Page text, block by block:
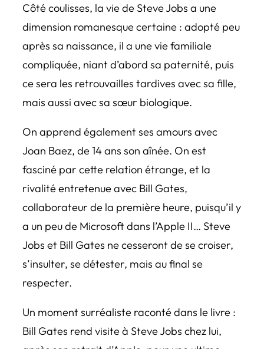
Côté coulisses, la vie de Steve Jobs a une
dimension romanesque certaine : adopté peu
après sa naissance, il a une vie familiale
compliquée, niant d’abord sa paternité, puis
ce sera les retrouvailles tardives avec sa fille,
mais aussi avec sa sœur biologique.
On apprend également ses amours avec
Joan Baez, de 14 ans son aînée. On est
fasciné par cette relation étrange, et la
rivalité entretenue avec Bill Gates,
collaborateur de la première heure, puisqu’il y
a un peu de Microsoft dans l’Apple II… Steve
Jobs et Bill Gates ne cesseront de se croiser,
s’insulter, se détester, mais au final se
respecter.
Un moment surréaliste raconté dans le livre :
Bill Gates rend visite à Steve Jobs chez lui,